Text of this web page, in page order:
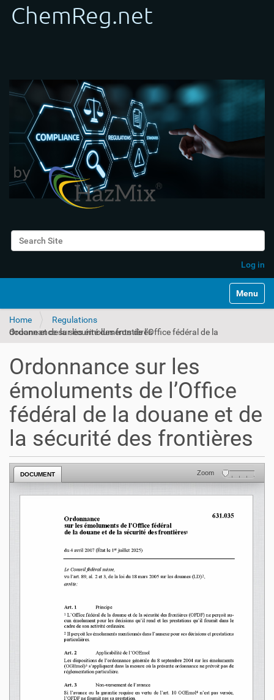
Search Site
Log in
Toggle
Home
Regulations
Ordonnance sur les émoluments de l’Office fédéral de la douane et de la sécurité des frontières
Ordonnance sur les
émoluments de l’Office
fédéral de la douane et de
la sécurité des frontières
DOCUMENT Zoom